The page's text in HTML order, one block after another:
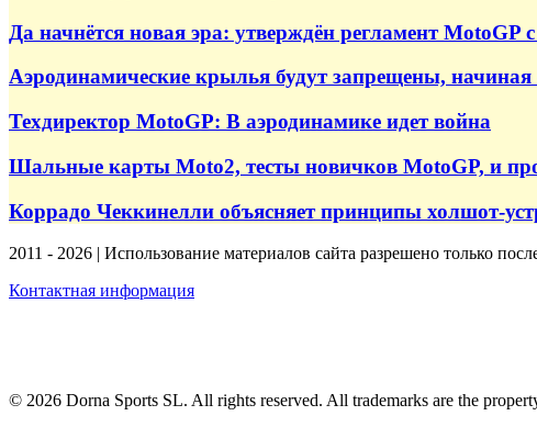
Да начнётся новая эра: утверждён регламент MotoGP
Аэродинамические крылья будут запрещены, начиная
Техдиректор MotoGP: В аэродинамике идет война
Шальные карты Moto2, тесты новичков MotoGP, и
Коррадо Чеккинелли объясняет принципы холшот-
2011 - 2026 | Использование материалов сайта разрешено только
Контактная информация
© 2026 Dorna Sports SL. All rights reserved. All trademarks are the